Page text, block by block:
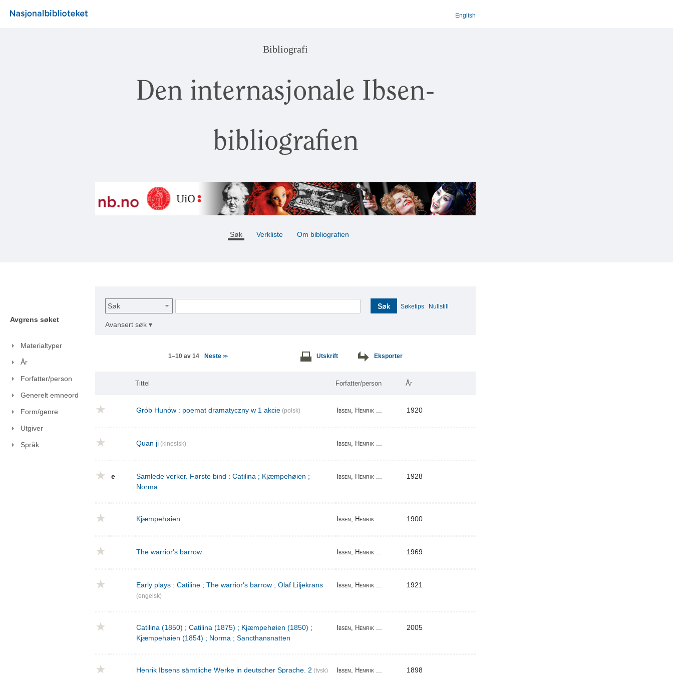
English
Bibliografi
Den internasjonale Ibsen-
bibliografien
Søk Verkliste Om bibliografien
Avgrens søket
Materialtyper
År
Forfatter/person
Generelt emneord
Form/genre
Utgiver
Språk
Søk Søk Søketips Nullstill
Avansert søk ▾
1–10 av 14 Neste>> Utskrift Eksporter
Tittel Forfatter/person År
Grób Hunów : poemat dramatyczny w 1 akcie (polsk) Ibsen, Henrik ... 1920
Quan ji (kinesisk) Ibsen, Henrik ...
e
Samlede verker. Første bind : Catilina ; Kjæmpehøien ;
Norma
Ibsen, Henrik ... 1928
Kjæmpehøien Ibsen, Henrik 1900
The warrior's barrow Ibsen, Henrik ... 1969
Early plays : Catiline ; The warrior's barrow ; Olaf Liljekrans
(engelsk)
Ibsen, Henrik ... 1921
Catilina (1850) ; Catilina (1875) ; Kjæmpehøien (1850) ;
Kjæmpehøien (1854) ; Norma ; Sancthansnatten
Ibsen, Henrik ... 2005
Henrik Ibsens sämtliche Werke in deutscher Sprache. 2 (tysk) Ibsen, Henrik ... 1898